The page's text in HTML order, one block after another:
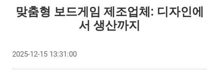
맞춤형 보드게임 제조업체: 디자인에
서 생산까지
2025-12-15 13:31:00